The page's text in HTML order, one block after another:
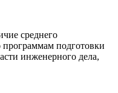
среднего
программам подготовки
инженерного дела,